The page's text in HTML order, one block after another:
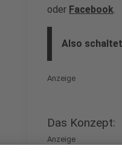
oder Facebook.
Also
Anzeige
Das Konzept:
Anzeige